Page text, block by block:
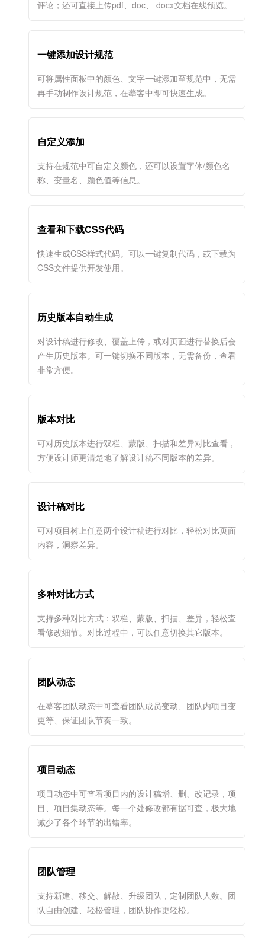
评论；还可直接上传pdf、doc、 docx文档在线预览。
一键添加设计规范
可将属性面板中的颜色、文字一键添加至规范中，无需
再手动制作设计规范，在摹客中即可快速生成。
自定义添加
支持在规范中可自定义颜色，还可以设置字体/颜色名
称、变量名、颜色值等信息。
查看和下载CSS代码
快速生成CSS样式代码。可以一键复制代码，或下载为
CSS文件提供开发使用。
历史版本自动生成
对设计稿进行修改、覆盖上传，或对页面进行替换后会
产生历史版本。可一键切换不同版本，无需备份，查看
非常方便。
版本对比
可对历史版本进行双栏、蒙版、扫描和差异对比查看，
方便设计师更清楚地了解设计稿不同版本的差异。
设计稿对比
可对项目树上任意两个设计稿进行对比，轻松对比页面
内容，洞察差异。
多种对比方式
支持多种对比方式：双栏、蒙版、扫描、差异，轻松查
看修改细节。对比过程中，可以任意切换其它版本。
团队动态
在摹客团队动态中可查看团队成员变动、团队内项目变
更等、保证团队节奏一致。
项目动态
项目动态中可查看项目内的设计稿增、删、改记录，项
目、项目集动态等。每一个处修改都有据可查，极大地
减少了各个环节的出错率。
团队管理
支持新建、移交、解散、升级团队，定制团队人数。团
队自由创建、轻松管理，团队协作更轻松。